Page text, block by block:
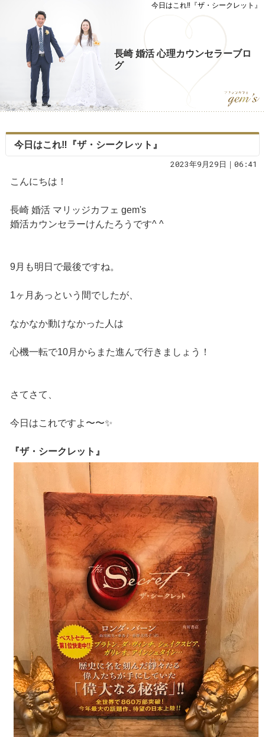
今日はこれ‼️『ザ・シークレット』
長崎 婚活 心理カウンセラーブロ
グ
今日はこれ‼️『ザ・シークレット』
2023年9月29日｜06:41
こんにちは！
長崎 婚活 マリッジカフェ gem's
婚活カウンセラーけんたろうです^ ^
9月も明日で最後ですね。
1ヶ月あっという間でしたが、
なかなか動けなかった人は
心機一転で10月からまた進んで行きましょう！
さてさて、
今日はこれですよ〜〜✨
『ザ・シークレット』